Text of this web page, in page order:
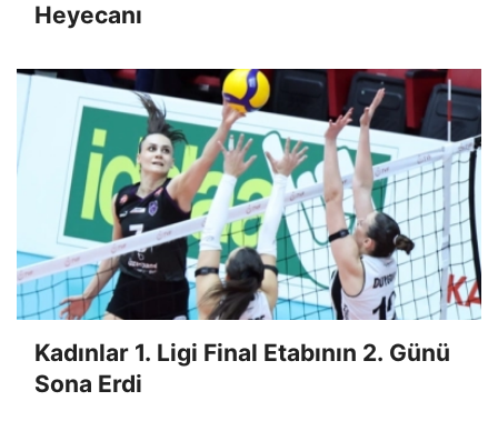
Heyecanı
Kadınlar 1. Ligi Final Etabının 2. Günü
Sona Erdi